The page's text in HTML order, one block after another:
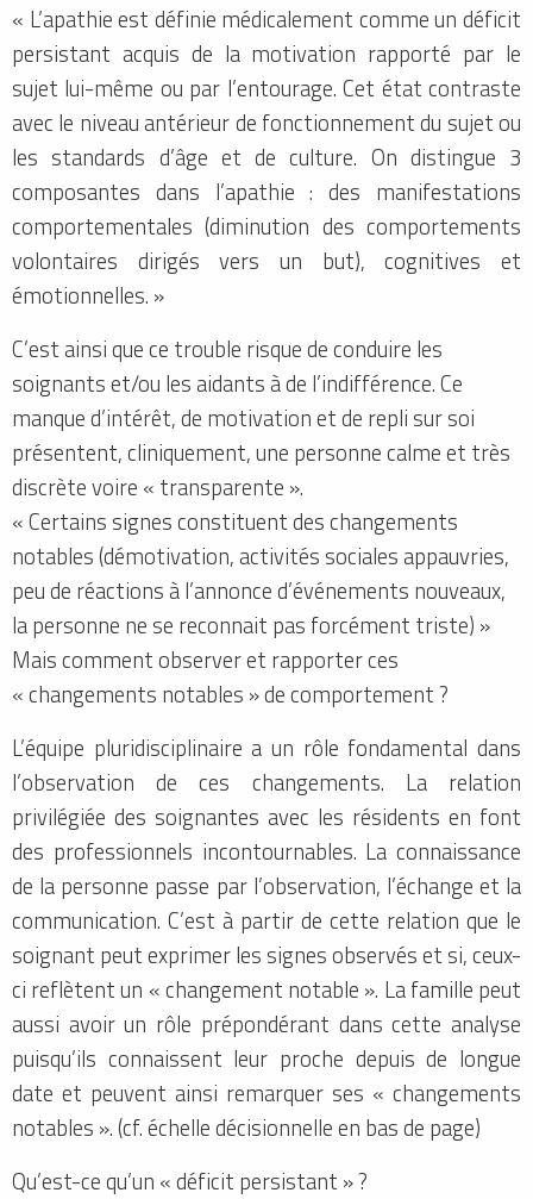
« L’apathie est définie médicalement comme un déficit
persistant acquis de la motivation rapporté par le
sujet lui-même ou par l’entourage. Cet état contraste
avec le niveau antérieur de fonctionnement du sujet ou
les standards d’âge et de culture. On distingue 3
composantes dans l’apathie : des manifestations
comportementales (diminution des comportements
volontaires dirigés vers un but), cognitives et
émotionnelles. »
C’est ainsi que ce trouble risque de conduire les
soignants et/ou les aidants à de l’indifférence. Ce
manque d’intérêt, de motivation et de repli sur soi
présentent, cliniquement, une personne calme et très
discrète voire « transparente ».
« Certains signes constituent des changements
notables (démotivation, activités sociales appauvries,
peu de réactions à l’annonce d’événements nouveaux,
la personne ne se reconnait pas forcément triste) »
Mais comment observer et rapporter ces
« changements notables » de comportement ?
L’équipe pluridisciplinaire a un rôle fondamental dans
l’observation de ces changements. La relation
privilégiée des soignantes avec les résidents en font
des professionnels incontournables. La connaissance
de la personne passe par l’observation, l’échange et la
communication. C’est à partir de cette relation que le
soignant peut exprimer les signes observés et si, ceux-
ci reflètent un « changement notable ». La famille peut
aussi avoir un rôle prépondérant dans cette analyse
puisqu’ils connaissent leur proche depuis de longue
date et peuvent ainsi remarquer ses « changements
notables ». (cf. échelle décisionnelle en bas de page)
Qu’est-ce qu’un « déficit persistant » ?